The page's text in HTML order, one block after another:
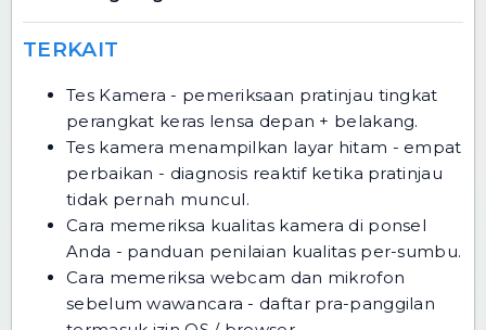
TERKAIT
Tes Kamera - pemeriksaan pratinjau tingkat
perangkat keras lensa depan + belakang.
Tes kamera menampilkan layar hitam - empat
perbaikan - diagnosis reaktif ketika pratinjau
tidak pernah muncul.
Cara memeriksa kualitas kamera di ponsel
Anda - panduan penilaian kualitas per-sumbu.
Cara memeriksa webcam dan mikrofon
sebelum wawancara - daftar pra-panggilan